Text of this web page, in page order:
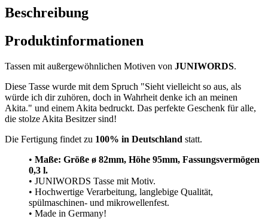
Beschreibung
Produktinformationen
Tassen mit außergewöhnlichen Motiven von JUNIWORDS.
Diese Tasse wurde mit dem Spruch "Sieht vielleicht so aus, als
würde ich dir zuhören, doch in Wahrheit denke ich an meinen
Akita." und einem Akita bedruckt. Das perfekte Geschenk für alle,
die stolze Akita Besitzer sind!
Die Fertigung findet zu 100% in Deutschland statt.
• Maße: Größe ø 82mm, Höhe 95mm, Fassungsvermögen
0,3 l.
• JUNIWORDS Tasse mit Motiv.
• Hochwertige Verarbeitung, langlebige Qualität,
spülmaschinen- und mikrowellenfest.
• Made in Germany!